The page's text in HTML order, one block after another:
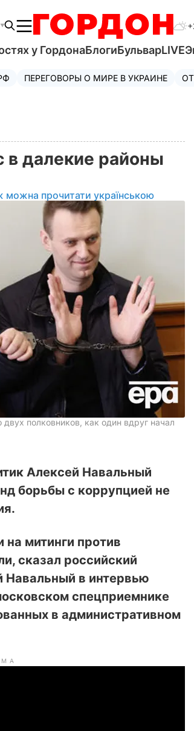
у ГордонаБлогиБульварLIVE
ПЕРЕГОВОРЫ О МИРЕ В УКРАИНЕ
в далекие районы
можна прочитати українською
полковников, как один вдруг начал
Алексей Навальный
борьбы с коррупцией не
митинги против
сказал российский
Навальный в интервью
спецприемнике
в административном